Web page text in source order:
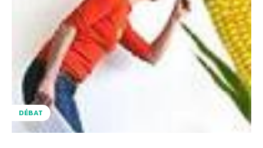
DÉBAT